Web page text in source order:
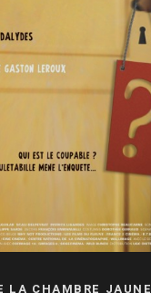
LA CHAMBRE JAUNE